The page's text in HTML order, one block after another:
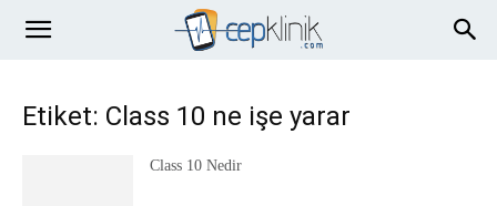
Etiket: Class 10 ne işe yarar
Class 10 Nedir